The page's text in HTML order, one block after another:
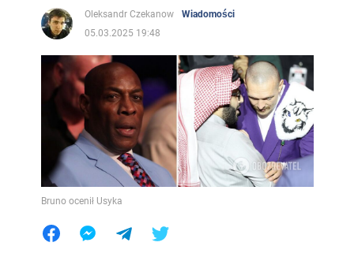
Oleksandr Czekanow
Wiadomości
05.03.2025 19:48
Bruno ocenił Usyka